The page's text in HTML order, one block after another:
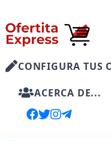
CONFIGURA TUS
ACERCA DE...